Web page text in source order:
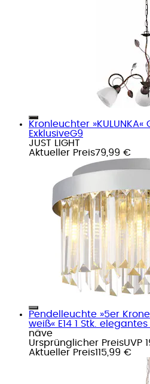
Kronleuchter »KULUNKA«
ExklusiveG9
JUST LIGHT
Aktueller Preis79,99 €
Pendelleuchte »5er
weiß« E14 1 Stk.
näve
Ursprünglicher PreisUVP
Aktueller Preis115,99 €